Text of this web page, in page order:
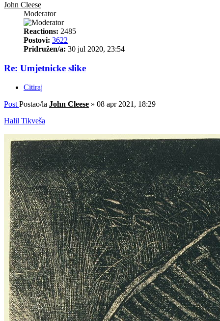
John Cleese
Moderator
Reactions: 2485
Postovi: 3622
Pridružen/a: 30 jul 2020, 23:54
Re: Umjetnicke slike
Citiraj
Post Postao/la John Cleese » 08 apr 2021, 18:29
Halil Tikveša